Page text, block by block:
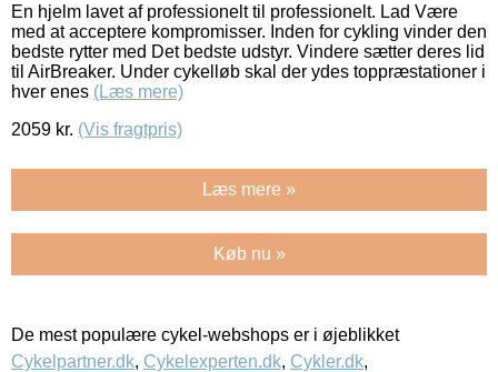
En hjelm lavet af professionelt til professionelt. Lad Være
med at acceptere kompromisser. Inden for cykling vinder den
bedste rytter med Det bedste udstyr. Vindere sætter deres lid
til AirBreaker. Under cykelløb skal der ydes toppræstationer i
hver enes (Læs mere)
2059 kr. (Vis fragtpris)
Læs mere »
Køb nu »
De mest populære cykel-webshops er i øjeblikket
Cykelpartner.dk, Cykelexperten.dk, Cykler.dk,